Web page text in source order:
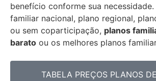
benefício conforme sua necessidade.
familiar nacional, plano regional,
ou sem coparticipação, planos
barato ou os melhores planos
TABELA PREÇOS PLANOS